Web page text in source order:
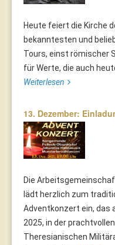
Heute feiert die Kirche
bekanntesten und
Tours, einst römischer
für Werte, die auch
Weiterlesen
13. Dezember:
Die
lädt herzlich zum
Adventkonzert ein, das
2025, in der
Theresianischen